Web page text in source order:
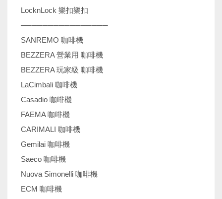
LocknLock 樂扣樂扣
────────────────
SANREMO 咖啡機
BEZZERA 營業用 咖啡機
BEZZERA 玩家級 咖啡機
LaCimbali 咖啡機
Casadio 咖啡機
FAEMA 咖啡機
CARIMALI 咖啡機
Gemilai 咖啡機
Saeco 咖啡機
Nuova Simonelli 咖啡機
ECM 咖啡機